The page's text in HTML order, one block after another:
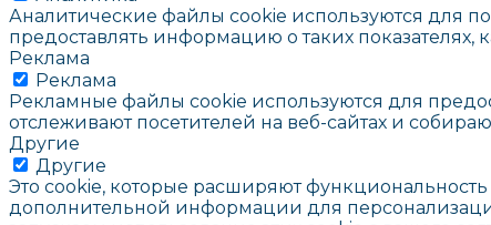
Аналитические файлы cookie используются для
предоставлять информацию о таких показателях,
Реклама
Реклама
Рекламные файлы cookie используются для
отслеживают посетителей на веб-сайтах и
Другие
Другие
Это cookie, которые расширяют
дополнительной информации для